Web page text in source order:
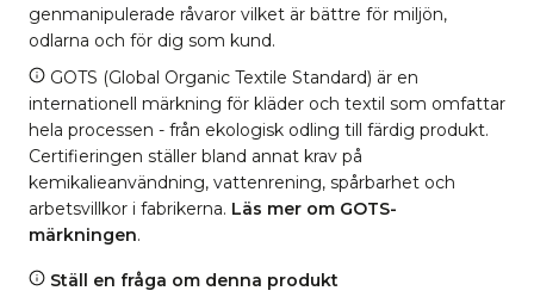
genmanipulerade råvaror vilket är bättre för miljön,
odlarna och för dig som kund.
GOTS (Global Organic Textile Standard) är en
internationell märkning för kläder och textil som omfattar
hela processen - från ekologisk odling till färdig produkt.
Certifieringen ställer bland annat krav på
kemikalieanvändning, vattenrening, spårbarhet och
arbetsvillkor i fabrikerna. Läs mer om GOTS-
märkningen.
Ställ en fråga om denna produkt